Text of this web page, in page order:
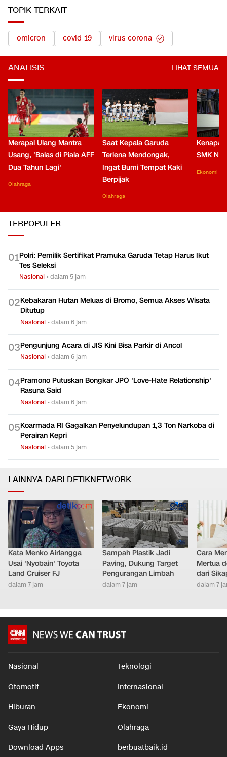
TOPIK TERKAIT
omicron covid-19 virus corona
ANALISIS LIHAT SEMUA
Merapal Ulang Mantra
Usang, 'Balas di Piala AFF
Dua Tahun Lagi'
Olahraga
Saat Kepala Garuda
Terlena Mendongak,
Ingat Bumi Tempat Kaki
Berpijak
Olahraga
Kenapa
SMK
Ekonomi
TERPOPULER
01Polri: Pemilik Sertifikat Pramuka Garuda Tetap Harus Ikut
Tes Seleksi
Nasional •dalam 5 jam
02Kebakaran Hutan Meluas di Bromo, Semua Akses Wisata
Ditutup
Nasional •dalam 6 jam
03Pengunjung Acara di JIS Kini Bisa Parkir di Ancol
Nasional •dalam 6 jam
04Pramono Putuskan Bongkar JPO 'Love-Hate Relationship'
Rasuna Said
Nasional •dalam 6 jam
05Koarmada RI Gagalkan Penyelundupan 1,3 Ton Narkoba di
Perairan Kepri
Nasional •dalam 5 jam
LAINNYA DARI DETIKNETWORK
Kata Menko Airlangga
Usai 'Nyobain' Toyota
Land Cruiser FJ
dalam 7 jam
Sampah Plastik Jadi
Paving, Dukung Target
Pengurangan Limbah
dalam 7 jam
Cara
Mertua
dari
dalam 7
Nasional Teknologi
Otomotif Internasional
Hiburan Ekonomi
Gaya Hidup Olahraga
Download Apps berbuatbaik.id